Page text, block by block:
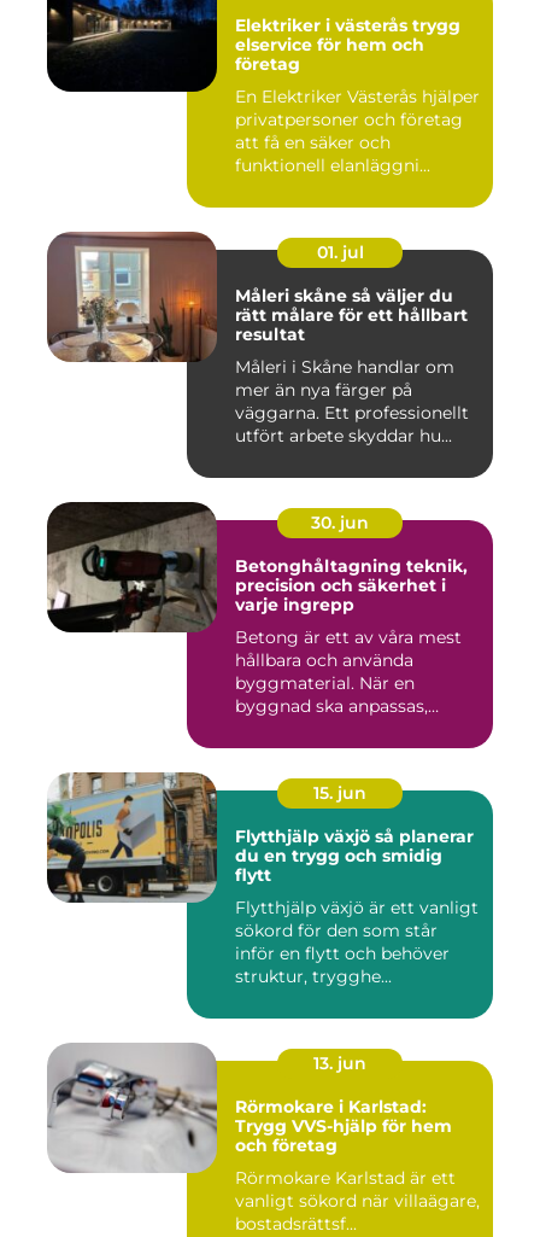
Elektriker i västerås trygg
elservice för hem och
företag
En Elektriker Västerås hjälper
privatpersoner och företag
att få en säker och
funktionell elanläggni...
01. jul
Måleri skåne så väljer du
rätt målare för ett hållbart
resultat
Måleri i Skåne handlar om
mer än nya färger på
väggarna. Ett professionellt
utfört arbete skyddar hu...
30. jun
Betonghåltagning teknik,
precision och säkerhet i
varje ingrepp
Betong är ett av våra mest
hållbara och använda
byggmaterial. När en
byggnad ska anpassas,
15. jun
Flytthjälp växjö så planerar
du en trygg och smidig
flytt
Flytthjälp växjö är ett vanligt
sökord för den som står
inför en flytt och behöver
struktur, trygghe...
13. jun
Rörmokare i Karlstad:
Trygg VVS-hjälp för hem
och företag
Rörmokare Karlstad är ett
vanligt sökord när villaägare,
bostadsrättsf...